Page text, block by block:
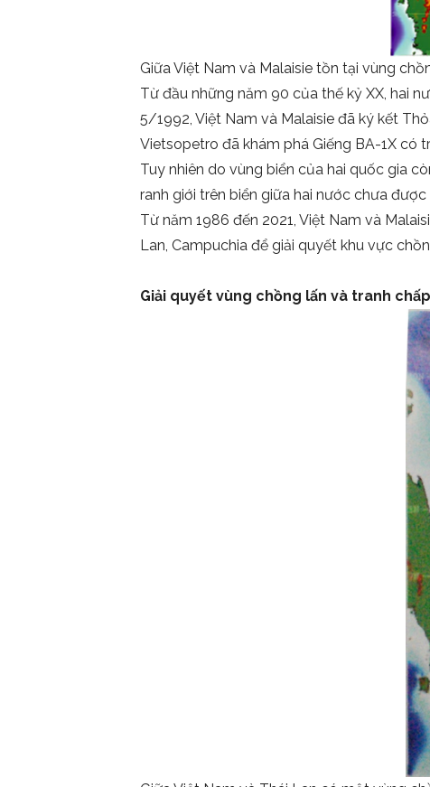
Giữa Việt Nam và Malaisie tồn tại vùng
Từ đầu những năm 90 của thế kỷ XX, hai
5/1992, Việt Nam và Malaisie đã ký kết
Vietsopetro đã khám phá Giếng BA-1X có
Tuy nhiên do vùng biển của hai quốc gia
ranh giới trên biển giữa hai nước chưa được
Từ năm 1986 đến 2021, Việt Nam và
Lan, Campuchia để giải quyết khu vực
Giải quyết vùng chồng lấn và tranh